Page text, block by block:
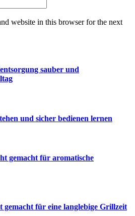
website in this browser for the next
sauber und
und sicher bedienen lernen
gemacht für aromatische
gemacht für eine langlebige Grillzeit